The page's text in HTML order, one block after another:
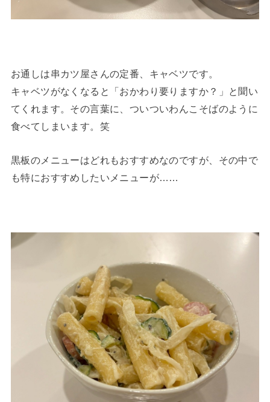
お通しは串カツ屋さんの定番、キャベツです。
キャベツがなくなると「おかわり要りますか？」と聞い
てくれます。その言葉に、ついついわんこそばのように
食べてしまいます。笑
黒板のメニューはどれもおすすめなのですが、その中で
も特におすすめしたいメニューが……